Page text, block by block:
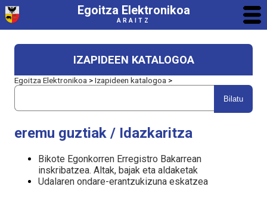
Egoitza Elektronikoa
ARAITZ
IZAPIDEEN KATALOGOA
Egoitza Elektronikoa >Izapideen katalogoa >
eremu guztiak / Idazkaritza
Bikote Egonkorren Erregistro Bakarrean
inskribatzea. Altak, bajak eta aldaketak
Udalaren ondare-erantzukizuna eskatzea